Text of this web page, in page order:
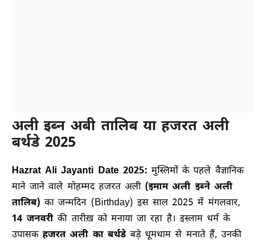
अली इब्न अबी तालिब या हजरत अली
बर्थडे 2025
Hazrat Ali Jayanti Date 2025: मुस्लिमों के पहले वैज्ञानिक
माने जाने वाले मोहम्मद हजरत अली (इमाम अली इब्ने अली
तालिब) का जन्मदिन (Birthday) इस साल 2025 में मंगलवार,
14 जनवरी की तारीख़ को मनाया जा रहा है। इस्लाम धर्म के
उपासकहजरत अली का बर्थडेबड़े धूमधाम से मनाते हैं, उनकी